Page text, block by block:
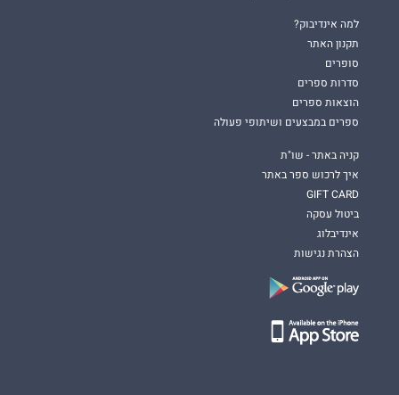
למה אינדיבוק?
תקנון האתר
סופרים
סדרות ספרים
הוצאות ספרים
ספרים במבצעים ושיתופי פעולה
קניה באתר - שו"ת
איך לרכוש ספר באתר
GIFT CARD
ביטול עסקה
אינדיבלוג
הצהרת נגישות